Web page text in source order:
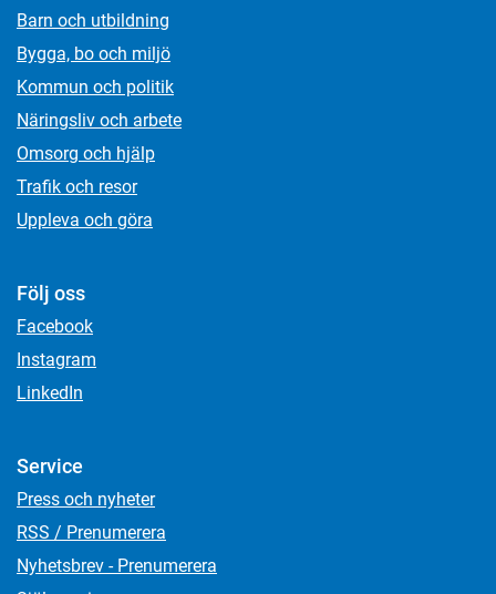
Barn och utbildning
Bygga, bo och miljö
Kommun och politik
Näringsliv och arbete
Omsorg och hjälp
Trafik och resor
Uppleva och göra
Följ oss
Facebook
Instagram
LinkedIn
Service
Press och nyheter
RSS / Prenumerera
Nyhetsbrev - Prenumerera